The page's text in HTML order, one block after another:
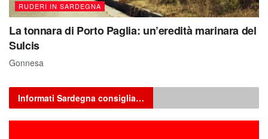
RUDERI IN SARDEGNA
La tonnara di Porto Paglia: un’eredità marinara del
Sulcis
Gonnesa
Informati Sardegna consiglia…